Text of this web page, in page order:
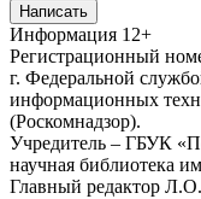
Написать
Информация 12+
Регистрационный
г. Федеральной
информационных
(Роскомнадзор).
Учредитель – ГБУК
научная библиотека
Главный редактор